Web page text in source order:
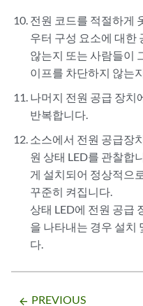
전원 코드를 적절하게
우터 구성 요소에 대한
않는지 또는 사람들이
이프를 차단하지 않는
나머지 전원 공급 장치
반복합니다.
소스에서 전원 공급장
원 상태 LED를 관찰합
게 설치되어 정상적으
꾸준히 켜집니다.
상태 LED에 전원 공급
을 나타내는 경우 설치
다.
arrow_backward PREVIOUS